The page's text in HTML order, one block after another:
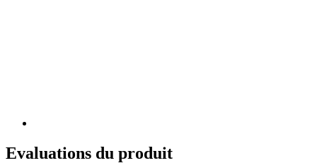
Evaluations du produit